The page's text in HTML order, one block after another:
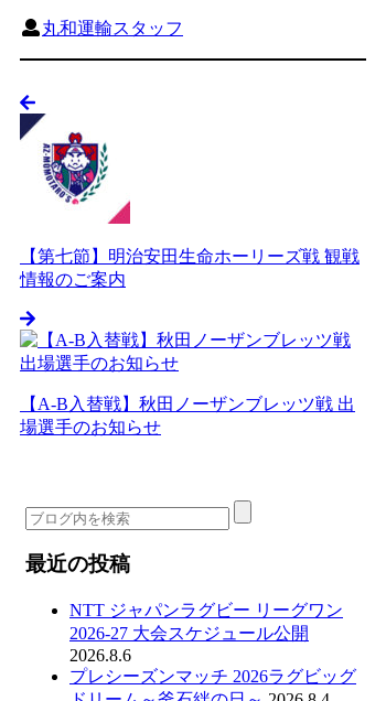
丸和運輸スタッフ
【第七節】明治安田生命ホーリーズ戦 観戦
情報のご案内
【A-B入替戦】秋田ノーザンブレッツ戦 出
場選手のお知らせ
最近の投稿
NTT ジャパンラグビー リーグワン
2026-27 大会スケジュール公開
2026.8.6
プレシーズンマッチ 2026ラグビッグ